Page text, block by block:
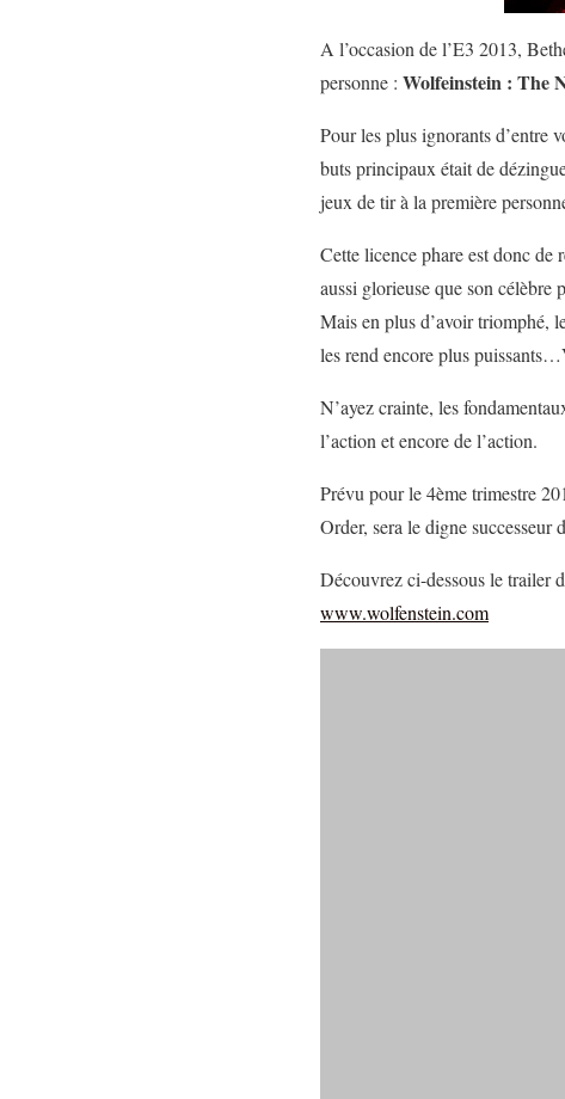
A l’occasion de l’E3 2013,
personne : Wolfeinstein : The
Pour les plus ignorants d’entre
buts principaux était de
jeux de tir à la première
Cette licence phare est donc de
aussi glorieuse que son célèbre
Mais en plus d’avoir triomphé,
les rend encore plus
N’ayez crainte, les
l’action et encore de l’action.
Prévu pour le 4ème trimestre
Order, sera le digne successeur
Découvrez ci-dessous le trailer
www.wolfenstein.com